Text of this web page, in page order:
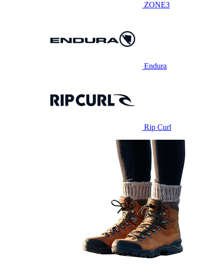
ZONE3
Endura
Rip Curl